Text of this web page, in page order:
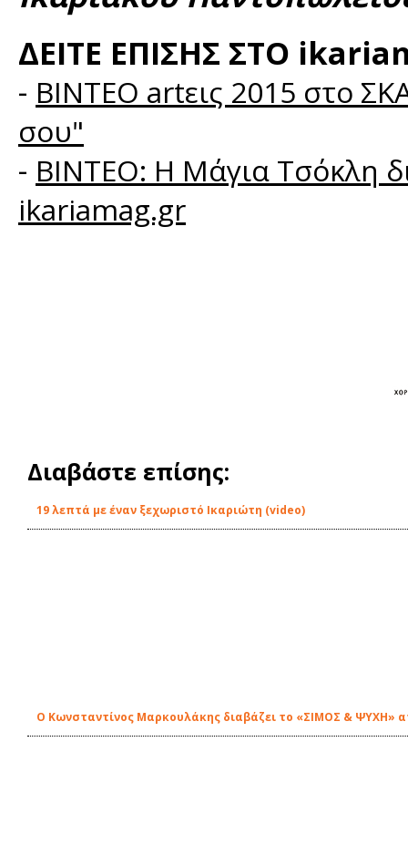
ΔΕΙΤΕ ΕΠΙΣΗΣ ΣΤΟ
- BINTEO artεις 2015 στο
σου"
- ΒΙΝΤΕΟ: Η Μάγια Τσόκλη
ikariamag.gr
Διαβάστε επίσης:
19 λεπτά με έναν ξεχωριστό Ικαριώτη (video)
Ο Κωνσταντίνος Μαρκουλάκης διαβάζει το «ΣΙΜΟΣ & ΨΥΧΗ»